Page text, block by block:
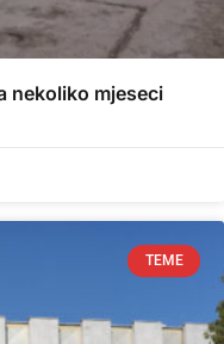
nekoliko mjeseci
TEME